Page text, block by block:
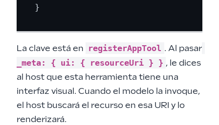
La clave está en registerAppTool . Al pasar
_meta: { ui: { resourceUri } } , le dices
al host que esta herramienta tiene una
interfaz visual. Cuando el modelo la invoque,
el host buscará el recurso en esa URI y lo
renderizará.